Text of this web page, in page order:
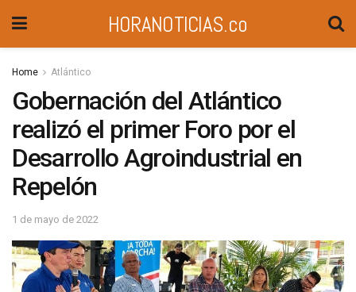
HORANOTICIAS.co
Home Atlántico
Gobernación del Atlántico
realizó el primer Foro por el
Desarrollo Agroindustrial en
Repelón
1 de mayo de 2022